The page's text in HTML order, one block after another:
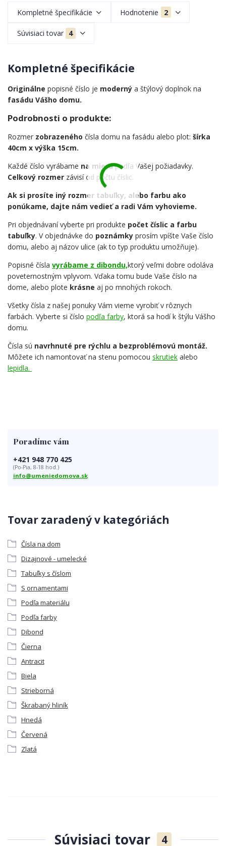
Kompletné špecifikácie Hodnotenie 2
Súvisiaci tovar 4
Kompletné špecifikácie
Originálne popisné číslo je moderný a štýlový doplnok na
fasádu Vášho domu.
Podrobnosti o produkte:
Rozmer zobrazeného čísla domu na fasádu alebo plot: šírka
40cm x výška 15cm.
Každé číslo vyrábame na mierupodľa Vašej požiadavky.
Celkový rozmer závisí od počtu číslic.
Ak si prosíte iný rozmer tabuľky, alebo farbu ako
ponúkame, dajte nám vedieť a radi Vám vyhovieme.
Pri objednávaní vyberte pri produkte počet číslic a farbu
tabuľky. V objednávke do poznámky prosím vpíšte Vaše číslo
domu, alebo aj názov ulice (ak to typ produktu umožňuje).
Popisné čísla vyrábame z dibondu,ktorý veľmi dobre odoláva
poveternostným vplyvom. Vďaka tomu bude Vaše číslo na
dome, alebo plote krásne aj po mnohých rokoch.
Všetky čísla z našej ponuky Vám vieme vyrobiť v rôznych
farbách. Vyberte si číslo podľa farby, ktorá sa hodí k štýlu Vášho
domu.
Čísla sú navrhnuté pre rýchlu a bezproblémovú montáž.
Môžete ich namontovať na stenu pomocou skrutiek alebo
lepidla.
Tovar zaradený v kategóriách
Čísla na dom
Dizajnové - umelecké
Tabuľky s číslom
S ornamentami
Podľa materiálu
Podľa farby
Dibond
Čierna
Antracit
Biela
Strieborná
Škrabaný hliník
Hnedá
Červená
Zlatá
Poradíme vám
+421 948 770 425
(Po-Pia, 8-18 hod.)
info@umeniedomova.sk
Súvisiaci tovar 4